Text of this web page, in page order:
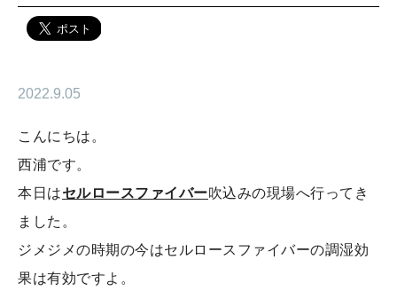
2022.9.05
こんにちは。
西浦です。
本日はセルロースファイバー吹込みの現場へ行ってき
ました。
ジメジメの時期の今はセルロースファイバーの調湿効
果は有効ですよ。